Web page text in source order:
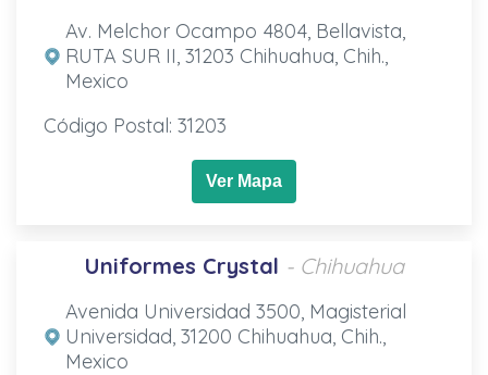
Av. Melchor Ocampo 4804, Bellavista,
RUTA SUR II, 31203 Chihuahua, Chih.,
Mexico
Código Postal: 31203
Ver Mapa
Uniformes Crystal - Chihuahua
Avenida Universidad 3500, Magisterial
Universidad, 31200 Chihuahua, Chih.,
Mexico